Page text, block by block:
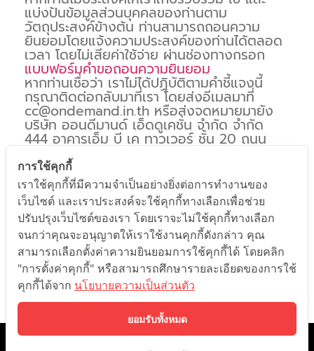
แบ่งปันข้อมูลส่วนบุคคลของท่านตาม
วัตถุประสงค์ข้างต้น ท่านสามารถถอนความ
ยินยอมโดยแจ้งความประสงค์ของท่านได้ตลอด
เวลา โดยไม่เสียค่าใช้จ่าย ผ่านช่องทางกรอก
แบบฟอร์มคำขอถอนความยินยอม
หากท่านเชื่อว่า เราไม่ได้ปฏิบัติตามคำชี้แจงนี้
กรุณาติดต่อกลับมาที่เรา โดยส่งอีเมลมาที่
cc@ondemand.in.th หรือส่งจดหมายมายัง
บริษัท ออนดีมานด์ เอ็ดดูเคชั่น จำกัด จำกัด
444 อาคารเอ็ม บี เค ทาวเวอร์ ชั้น 20 ถนน
พญาไท แขวงวังใหม่ เขตปทุมวัน
กรุงเทพมหานคร 10330 และหากท่านมีข้อ
สงสัย สามารถสอบถามรายละเอียดหรือร้อง
เรียนได้ที่DPO@learn.co.th
ส่งคำตอบ
©️ 2021 ONDEMAND EDUCATION CO.,LTD. ALL RIGHTS RESERVED.
การใช้คุกกี้
เราใช้คุกกี้ที่มีความจำเป็นอย่างยิ่งต่อการทำงานของ
เว็บไซต์ และเราประสงค์จะใช้คุกกี้ทางเลือกเพื่อช่วย
ปรับปรุงเว็บไซต์ของเรา โดยเราจะไม่ใช้คุกกี้ทางเลือก
จนกว่าคุณจะอนุญาตให้เราใช้งานคุกกี้ดังกล่าว คุณ
สามารถเลือกตั้งค่าความยินยอมการใช้คุกกี้ได้ โดยคลิก
"การตั้งค่าคุกกี้" หรือสามารถศึกษารายละเอียดของการใช้
คุกกี้ได้จาก นโยบายความเป็นส่วนตัว
ยอมรับทั้งหมด